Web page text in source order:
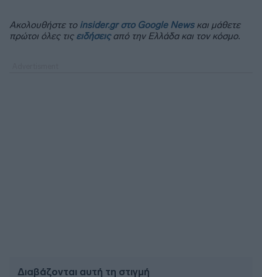
Ακολουθήστε το insider.gr στο Google Newsκαι μάθετε
πρώτοι όλες τις ειδήσειςαπό την Ελλάδα και τον κόσμο.
Διαβάζονται αυτή τη στιγμή